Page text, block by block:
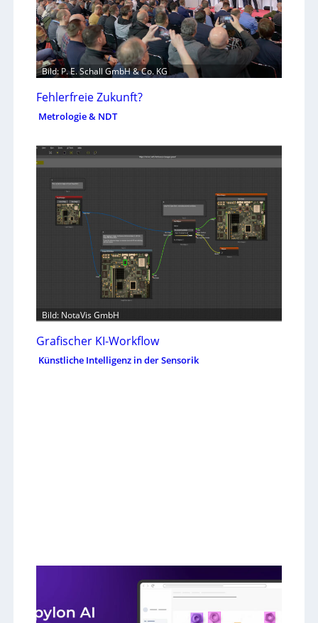
Bild: P. E. Schall GmbH & Co. KG
Fehlerfreie Zukunft?
Metrologie & NDT
Bild: NotaVis GmbH
Grafischer KI-Workflow
Künstliche Intelligenz in der Sensorik